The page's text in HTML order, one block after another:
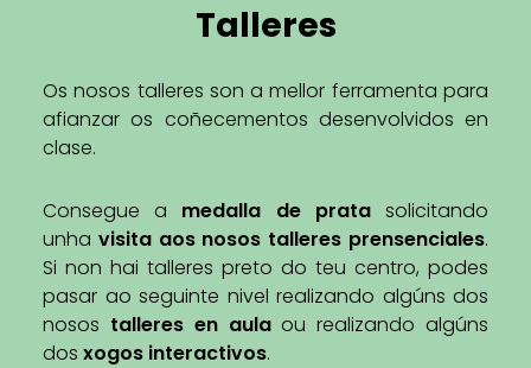
Talleres
Os nosos talleres son a mellor ferramenta para
afianzar os coñecementos desenvolvidos en
clase.
Consegue a medalla de pratasolicitando
unha visita aos nosos talleres prensenciales.
Si non hai talleres preto do teu centro, podes
pasar ao seguinte nivel realizando algúns dos
nosos talleres en aulaou realizando algúns
dos xogos interactivos.